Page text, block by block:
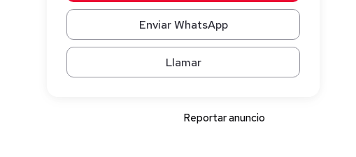
Enviar WhatsApp
Llamar
Reportar anuncio